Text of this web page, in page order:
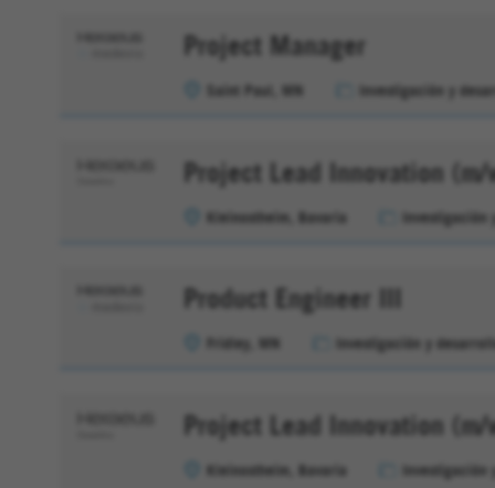
Project Manager
Saint Paul, MN Investigación y
Project Lead Innovation (m/
Kleinostheim, Bavaria Investigación
Product Engineer III
Fridley, MN Investigación y
Project Lead Innovation (m/
Kleinostheim, Bavaria Investigación